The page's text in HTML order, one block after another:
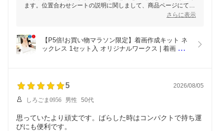
ます。位置合わせシートの説明に関しまして、商品ページにてお
伝え出来きれておらず申し訳ございません。ご期待に沿えなかっ
お気づきの点がございましたら、お声をお聞かせいただけますと
幸いです。
さらに表示
【P5倍!お買い物マラソン限定】着画作成キット ネ
ックレス 1セット入 オリジナルワークス | 着画 背
写真 手作り
5 2026/08/05
しろごま0956 男性 50代
思っていたより頑丈です。ばらした時はコンパクトで持ち運
びにも便利です。